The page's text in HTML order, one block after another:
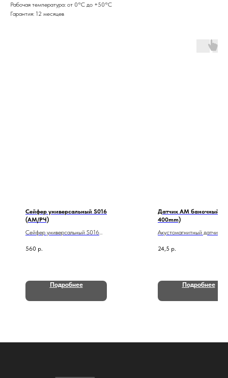
Рабочая температура: от 0°С до +50°С
Гарантия: 12 месяцев
Сейфер универсальный S016
(АМ/РЧ)
Сейфер универсальный S016
560 р.
Подробнее
Датчик АМ баночный
400mm)
Акустомагнитный датчик
24,5 р.
Подробнее